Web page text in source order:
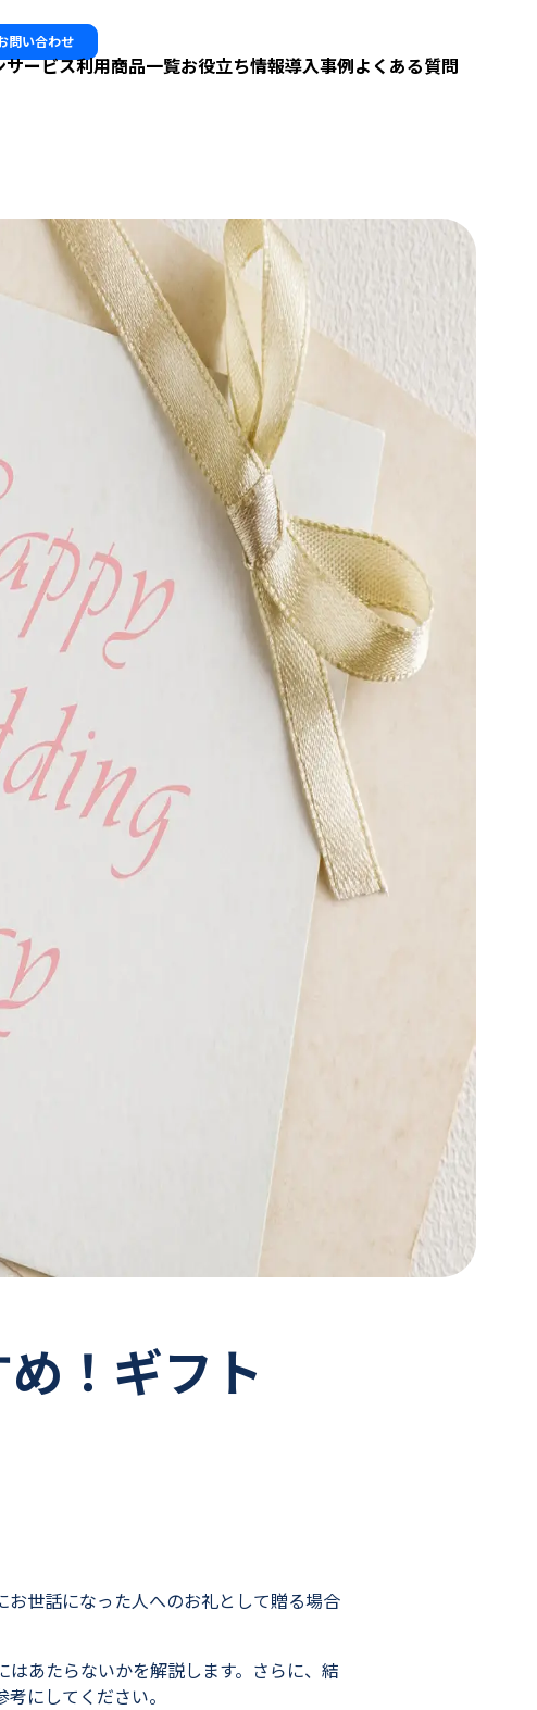
問い合わせ
サービス利用商品一覧お役立ち情報導入事例よくある質問
！ギフト
世話になった人へのお礼として贈る場合
あたらないかを解説します。さらに、結
にしてください。